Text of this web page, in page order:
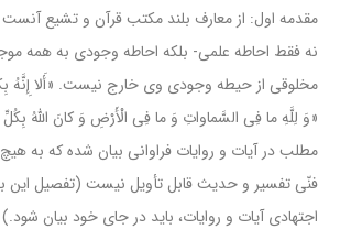
مقدمه اول: از معارف بلند مکتب قرآن و تشیع
نه فقط احاطه علمی- بلکه احاطه وجودی به همه
مطلب در آیات و روایات فراوانی بیان شده که به
فنّی تفسیر و حدیث قابل تأویل نیست (تفصیل این
اجتهادی آیات و روایات، باید در جای خود بیان شود.)